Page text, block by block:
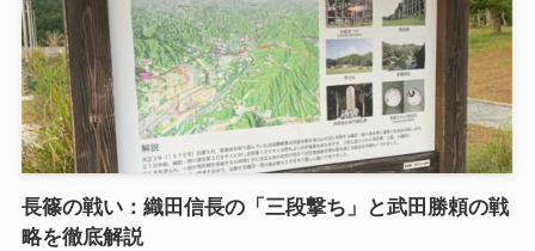
長篠の戦い：織田信長の「三段撃ち」と武田勝頼の戦
略を徹底解説